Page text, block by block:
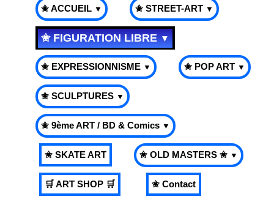
✬ ACCUEIL ▼ ✬ STREET-ART ▼
✬ FIGURATION LIBRE▼
✬ EXPRESSIONNISME ▼ ✬ POP ART ▼
✬ SCULPTURES ▼
✬ 9ème ART / BD & Comics ▼
✬ SKATE ART ✬ OLD MASTERS ✬ ▼
🛒 ART SHOP 🛒 ✬ Contact